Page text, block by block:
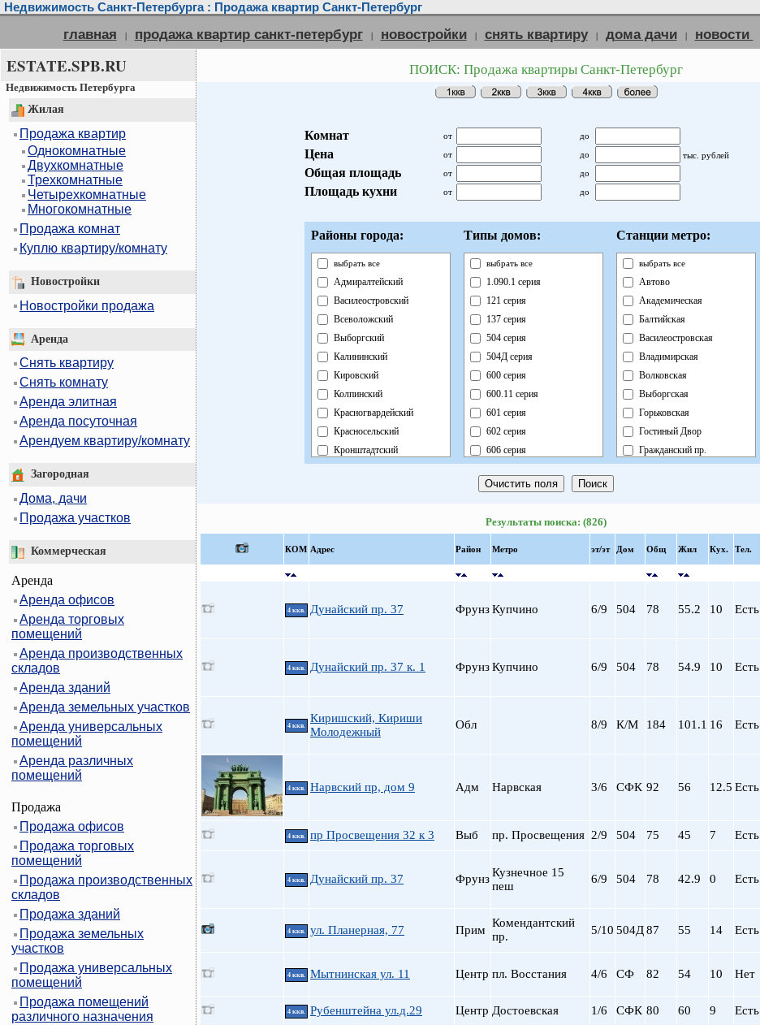
Недвижимость Санкт-Петербурга : Продажа квартир Санкт-Петербург
главная | продажа квартир санкт-петербург | новостройки | снять квартиру | дома дачи | новости
ESTATE.SPB.RU
Недвижимость Петербурга
Жилая
Продажа квартир
Однокомнатные
Двухкомнатные
Трехкомнатные
Четырехкомнатные
Многокомнатные
Продажа комнат
Куплю квартиру/комнату
Новостройки
Новостройки продажа
Аренда
Снять квартиру
Снять комнату
Аренда элитная
Аренда посуточная
Арендуем квартиру/комнату
Загородная
Дома, дачи
Продажа участков
Коммерческая
Аренда
Аренда офисов
Аренда торговых
помещений
Аренда производственных
складов
Аренда зданий
Аренда земельных участков
Аренда универсальных
помещений
Аренда различных
помещений
Продажа
Продажа офисов
Продажа торговых
помещений
Продажа производственных
складов
Продажа зданий
Продажа земельных
участков
Продажа универсальных
помещений
Продажа помещений
различного назначения
ПОИСК: Продажа квартиры Санкт-Петербург
Комнат от до
Цена от до тыс. рублей
Общая площадь от до
Площадь кухни от до
Районы города:
выбрать все
Адмиралтейский
Василеостровский
Всеволожский
Выборгский
Калининский
Кировский
Колпинский
Красногвардейский
Красносельский
Кронштадтский
Петроградский
Пушкинский
Типы домов:
выбрать все
1.090.1 серия
121 серия
137 серия
504 серия
504Д серия
600 серия
600.11 серия
601 серия
602 серия
606 серия
Брежневка
Индивидуальный
Кирпично-Монолитный
Кирпичный
Монолит
Панельный
Станции метро:
выбрать все
Автово
Академическая
Балтийская
Василеостровская
Владимирская
Волковская
Выборгская
Горьковская
Гостиный Двор
Гражданский пр.
Звенигородская
Кировский завод
Лесная
Маяковская
Нарвская
Обводный Канал
Озерки
Петроградская
пл. Ал. Невского
пл. Ленина
Результаты поиска: (826)
КOМ Адрес Район Метро эт/эт Дом Общ Жил Кух. Тел.
4 ккв. Дунайский пр. 37 ФрунзКупчино 6/9 504 78 55.2 10 Есть
4 ккв. Дунайский пр. 37 к. 1 ФрунзКупчино 6/9 504 78 54.9 10 Есть
4 ккв.
Киришский, Кириши
Молодежный
Обл 8/9 К/М 184 101.1 16 Есть
4 ккв. Нарвский пр, дом 9 Адм Нарвская 3/6 СФК 92 56 12.5 Есть
4 ккв. пр Просвещения 32 к 3 Выб пр. Просвещения 2/9 504 75 45 7 Есть
4 ккв. Дунайский пр. 37 ФрунзКузнечное 15
пеш
6/9 504 78 42.9 0 Есть
4 ккв. ул. Планерная, 77 Прим
Комендантский
пр.
5/10 504Д87 55 14 Есть
4 ккв. Мытнинская ул. 11 Центр пл. Восстания 4/6 СФ 82 54 10 Нет
4 ккв. Рубенштейна ул.д.29 Центр Достоевская 1/6 СФК 80 60 9 Есть